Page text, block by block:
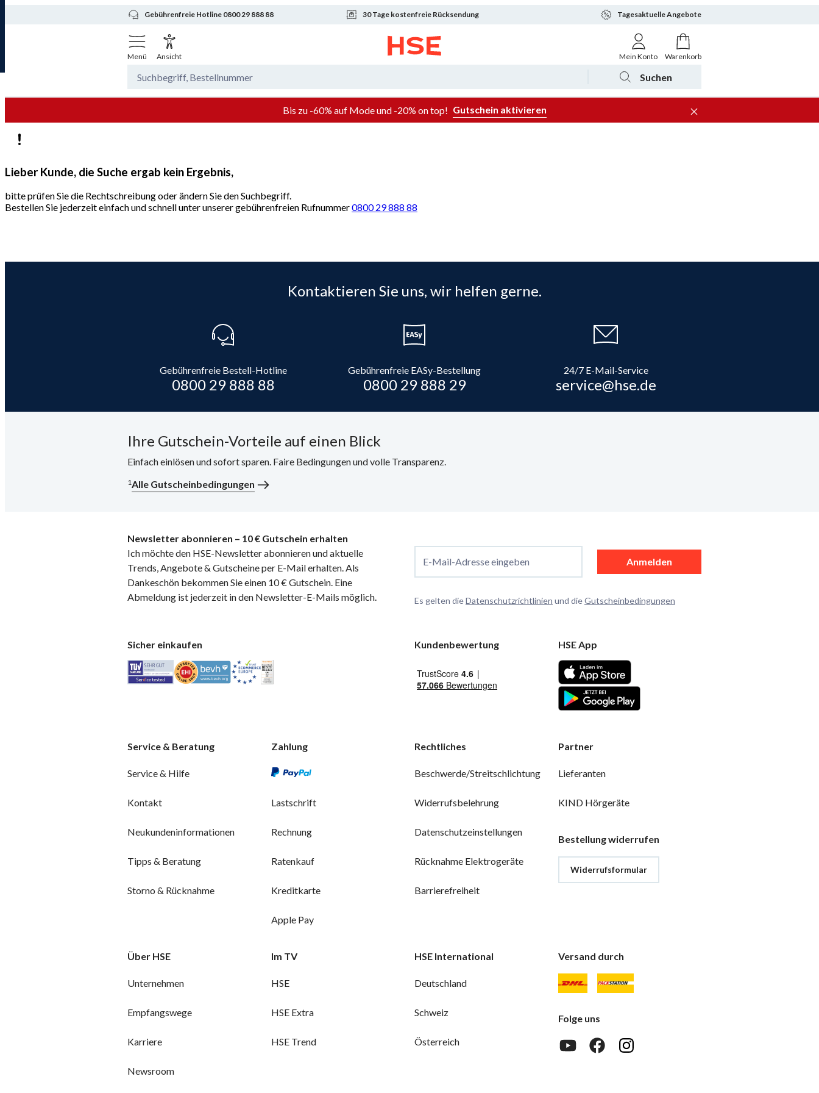
Gebührenfreie Hotline 0800 29 888 88 30 Tage kostenfreie Rücksendung Tagesaktuelle Angebote
Menü Ansicht Mein Konto Warenkorb
Suchen
Bis zu -60% auf Mode und -20% on top! Gutschein aktivieren
Lieber Kunde, die Suche ergab kein Ergebnis,
bitte prüfen Sie die Rechtschreibung oder ändern Sie den Suchbegriff.
Bestellen Sie jederzeit einfach und schnell unter unserer gebührenfreien Rufnummer0800 29 888 88
Kontaktieren Sie uns, wir helfen gerne.
Gebührenfreie Bestell-Hotline
0800 29 888 88
Gebührenfreie EASy-Bestellung
0800 29 888 29
24/7 E-Mail-Service
service@hse.de
Ihre Gutschein-Vorteile auf einen Blick
Einfach einlösen und sofort sparen. Faire Bedingungen und volle Transparenz.
1Alle Gutscheinbedingungen
Newsletter abonnieren – 10 € Gutschein erhalten
Ich möchte den HSE-Newsletter abonnieren und aktuelle
Trends, Angebote & Gutscheine per E-Mail erhalten. Als
Dankeschön bekommen Sie einen 10 € Gutschein. Eine
Abmeldung ist jederzeit in den Newsletter-E-Mails möglich.
E-Mail-Adresse eingeben Anmelden
Es gelten dieDatenschutzrichtlinien und dieGutscheinbedingungen
Sicher einkaufen Kundenbewertung HSE App
Service & Beratung
Service & Hilfe
Kontakt
Neukundeninformationen
Tipps & Beratung
Storno & Rücknahme
Zahlung
Lastschrift
Rechnung
Ratenkauf
Kreditkarte
Apple Pay
Rechtliches
Beschwerde/Streitschlichtung
Widerrufsbelehrung
Datenschutzeinstellungen
Rücknahme Elektrogeräte
Barrierefreiheit
Partner
Lieferanten
KIND Hörgeräte
Bestellung widerrufen
Widerrufsformular
Über HSE
Unternehmen
Empfangswege
Karriere
Newsroom
Im TV
HSE
HSE Extra
HSE Trend
HSE International
Deutschland
Schweiz
Österreich
Versand durch
Folge uns